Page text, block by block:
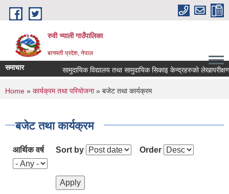
Skip to main content
रुवी भ्याली गाउँपालिका
बागमती प्रदेश, नेपाल
समाचार सामुदायिक विद्यालय तथा सामुदायिक सिकाइ केन्द्रहरुको
You are here
Home » कार्यक्रम तथा परियोजना» बजेट तथा कार्यक्रम
बजेट तथा कार्यक्रम
आर्थिक वर्ष Sort by Order